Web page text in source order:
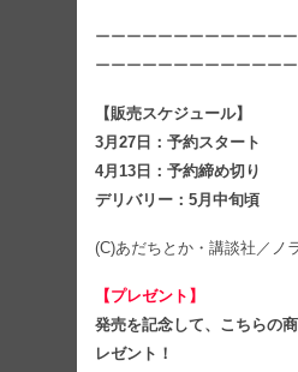
ーーーーーーーーーーーー
ーーーーーーーーーーーー
【販売スケジュール】
3月27日：予約スタート
4月13日：予約締め切り
デリバリー：5月中旬頃
(C)あだちとか・講談社／ノ
【プレゼント】
発売を記念して、こちらの
レゼント！